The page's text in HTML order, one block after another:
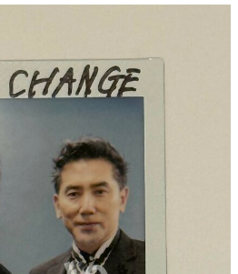
10代・20代の土台
美しさの哲学
親になるということ